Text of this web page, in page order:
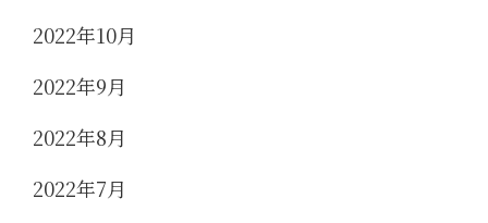
2022年10月
2022年9月
2022年8月
2022年7月